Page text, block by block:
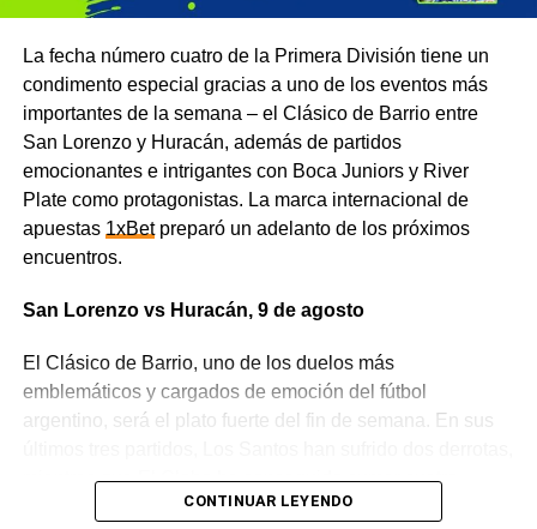
La fecha número cuatro de la Primera División tiene un
condimento especial gracias a uno de los eventos más
importantes de la semana – el Clásico de Barrio entre
San Lorenzo y Huracán, además de partidos
emocionantes e intrigantes con Boca Juniors y River
Plate como protagonistas. La marca internacional de
apuestas 1xBetpreparó un adelanto de los próximos
encuentros.
San Lorenzo vs Huracán, 9 de agosto
El Clásico de Barrio, uno de los duelos más
emblemáticos y cargados de emoción del fútbol
argentino, será el plato fuerte del fin de semana. En sus
mientras que El Globo ha conseguido sumar cuatro
puntos. El cruce entre estos dos viejos rivales va mucho
CONTINUAR LEYENDO